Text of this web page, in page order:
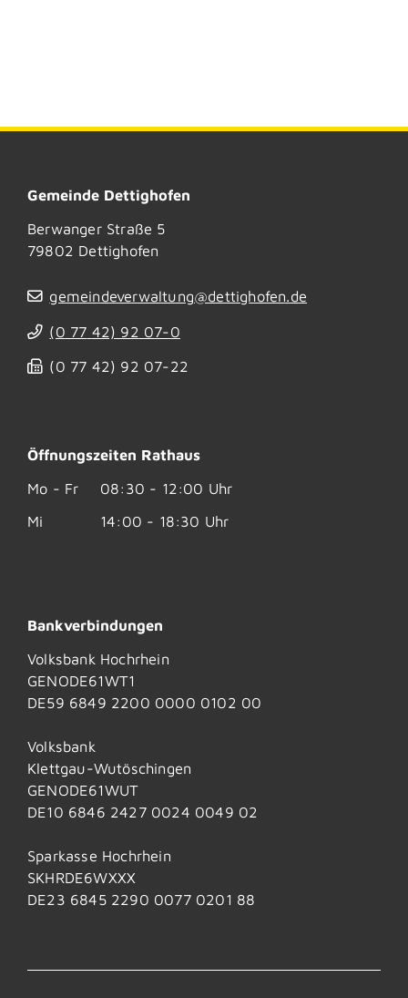
Gemeinde Dettighofen
Berwanger Straße 5
79802 Dettighofen
gemeindeverwaltung@dettighofen.de
(0 77 42) 92 07-0
(0 77 42) 92 07-22
Öffnungszeiten Rathaus
Mo - Fr
08:30 - 12:00 Uhr
Mi
14:00 - 18:30 Uhr
Bankverbindungen
Volksbank Hochrhein
GENODE61WT1
DE59 6849 2200 0000 0102 00
Volksbank
Klettgau-Wutöschingen
GENODE61WUT
DE10 6846 2427 0024 0049 02
Sparkasse Hochrhein
SKHRDE6WXXX
DE23 6845 2290 0077 0201 88